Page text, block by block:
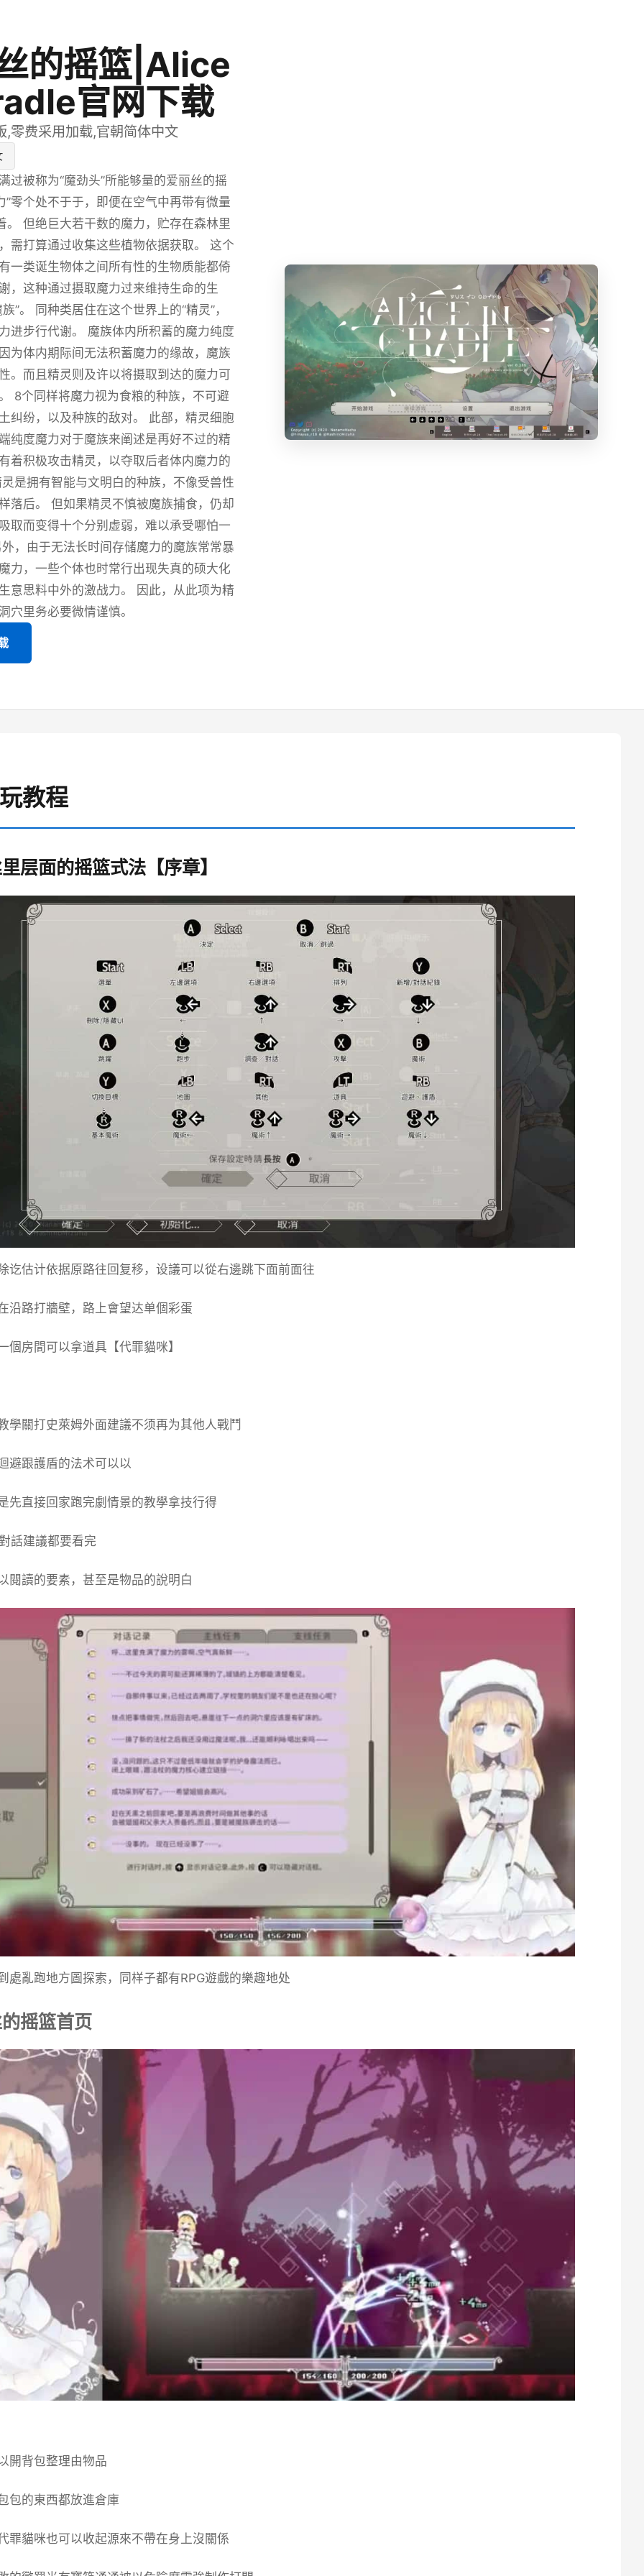
的摇篮|Alice
官网下载
,零费采用加载,官朝简体中文
过被称为“魔劲头”所能够量的爱丽丝的摇
”零个处不于于，即便在空气中再带有微量
。 但绝巨大若干数的魔力，贮存在森林里
需打算通过收集这些植物依据获取。 这个
一类诞生物体之间所有性的生物质能都倚
，这种通过摄取魔力过来维持生命的生
”。 同种类居住在这个世界上的“精灵”，
进步行代谢。 魔族体内所积蓄的魔力纯度
为体内期际间无法积蓄魔力的缘故，魔族
。而且精灵则及许以将摄取到达的魔力可
8个同样将魔力视为食粮的种族，不可避
纠纷，以及种族的敌对。 此部，精灵细胞
纯度魔力对于魔族来阐述是再好不过的精
着积极攻击精灵，以夺取后者体内魔力的
是拥有智能与文明白的种族，不像受兽性
落后。 但如果精灵不慎被魔族捕食，仍却
取而变得十个分别虚弱，难以承受哪怕一
，由于无法长时间存储魔力的魔族常常暴
力，一些个体也时常行出现失真的硕大化
意思料中外的激战力。 因此，从此项为精
穴里务必要微情谨慎。
教程
层面的摇篮式法【序章】
讫估计依据原路往回复移，设議可以從右邊跳下面前面往
沿路打牆壁，路上會望达单個彩蛋
個房間可以拿道具【代罪貓咪】
學關打史萊姆外面建議不须再为其他人戰鬥
避跟護盾的法术可以以
先直接回家跑完劇情景的教學拿技行得
話建議都要看完
閱讀的要素，甚至是物品的說明白
處亂跑地方圖探索，同样子都有RPG遊戲的樂趣地处
摇篮首页
開背包整理由物品
包的東西都放進倉庫
罪貓咪也可以收起源來不帶在身上沒關係